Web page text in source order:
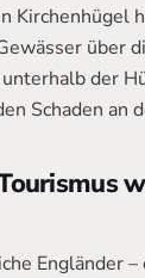
Kirchenhügel
über
der
Schaden an
Engländer